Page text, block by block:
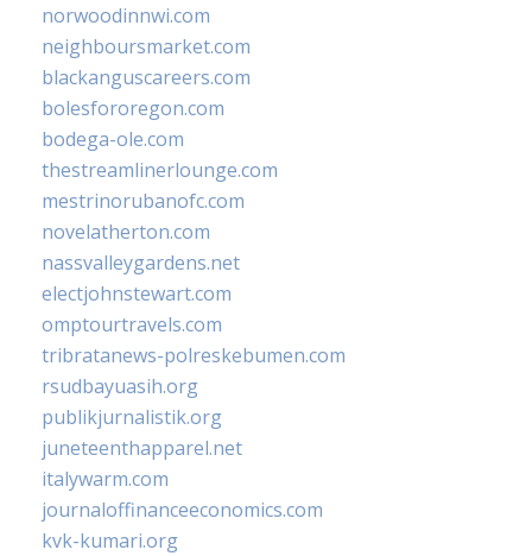
norwoodinnwi.com
neighboursmarket.com
blackanguscareers.com
bolesfororegon.com
bodega-ole.com
thestreamlinerlounge.com
mestrinorubanofc.com
novelatherton.com
nassvalleygardens.net
electjohnstewart.com
omptourtravels.com
tribratanews-polreskebumen.com
rsudbayuasih.org
publikjurnalistik.org
juneteenthapparel.net
italywarm.com
journaloffinanceeconomics.com
kvk-kumari.org